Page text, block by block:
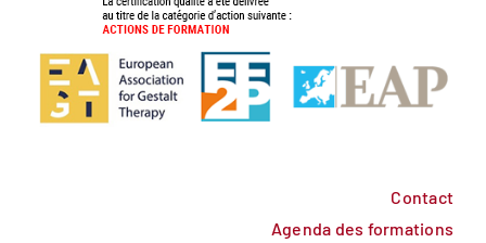
Contact
Agenda des formations